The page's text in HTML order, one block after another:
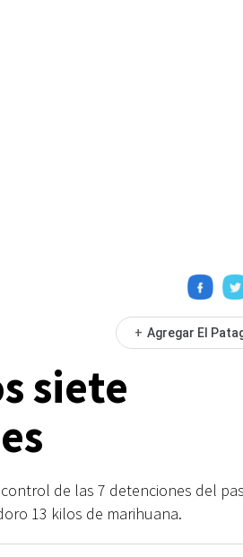
+ Agregar El
siete
de las 7 detenciones del
13 kilos de marihuana.